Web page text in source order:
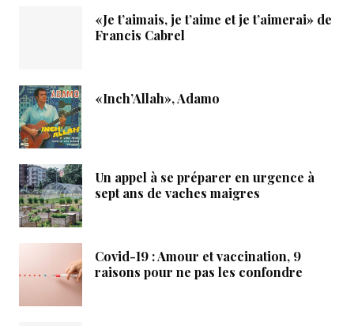
«Je t’aimais, je t’aime et je t’aimerai» de
Francis Cabrel
«Inch’Allah», Adamo
Un appel à se préparer en urgence à
sept ans de vaches maigres
Covid-19 : Amour et vaccination, 9
raisons pour ne pas les confondre